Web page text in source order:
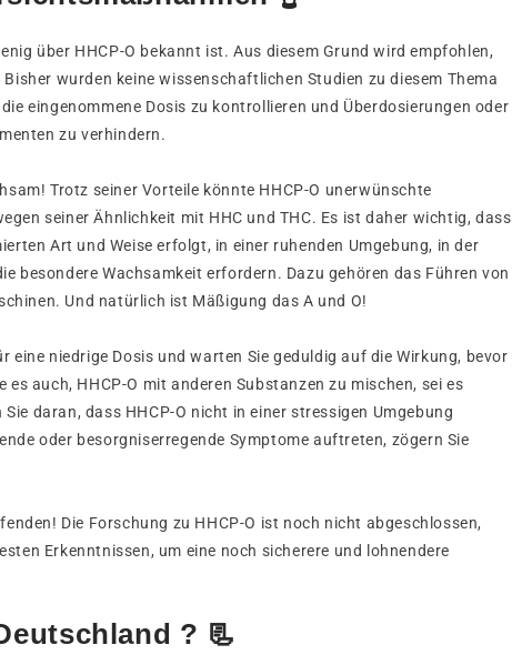
über HHCP-O bekannt ist. Aus diesem Grund wird empfohlen,
wurden keine wissenschaftlichen Studien zu diesem Thema
eingenommene Dosis zu kontrollieren und Überdosierungen oder
zu verhindern.
Trotz seiner Vorteile könnte HHCP-O unerwünschte
seiner Ähnlichkeit mit HHC und THC. Es ist daher wichtig, dass
Art und Weise erfolgt, in einer ruhenden Umgebung, in der
besondere Wachsamkeit erfordern. Dazu gehören das Führen von
Und natürlich ist Mäßigung das A und O!
eine niedrige Dosis und warten Sie geduldig auf die Wirkung, bevor
es auch, HHCP-O mit anderen Substanzen zu mischen, sei es
daran, dass HHCP-O nicht in einer stressigen Umgebung
oder besorgniserregende Symptome auftreten, zögern Sie
Die Forschung zu HHCP-O ist noch nicht abgeschlossen,
Erkenntnissen, um eine noch sicherere und lohnendere
? 📃